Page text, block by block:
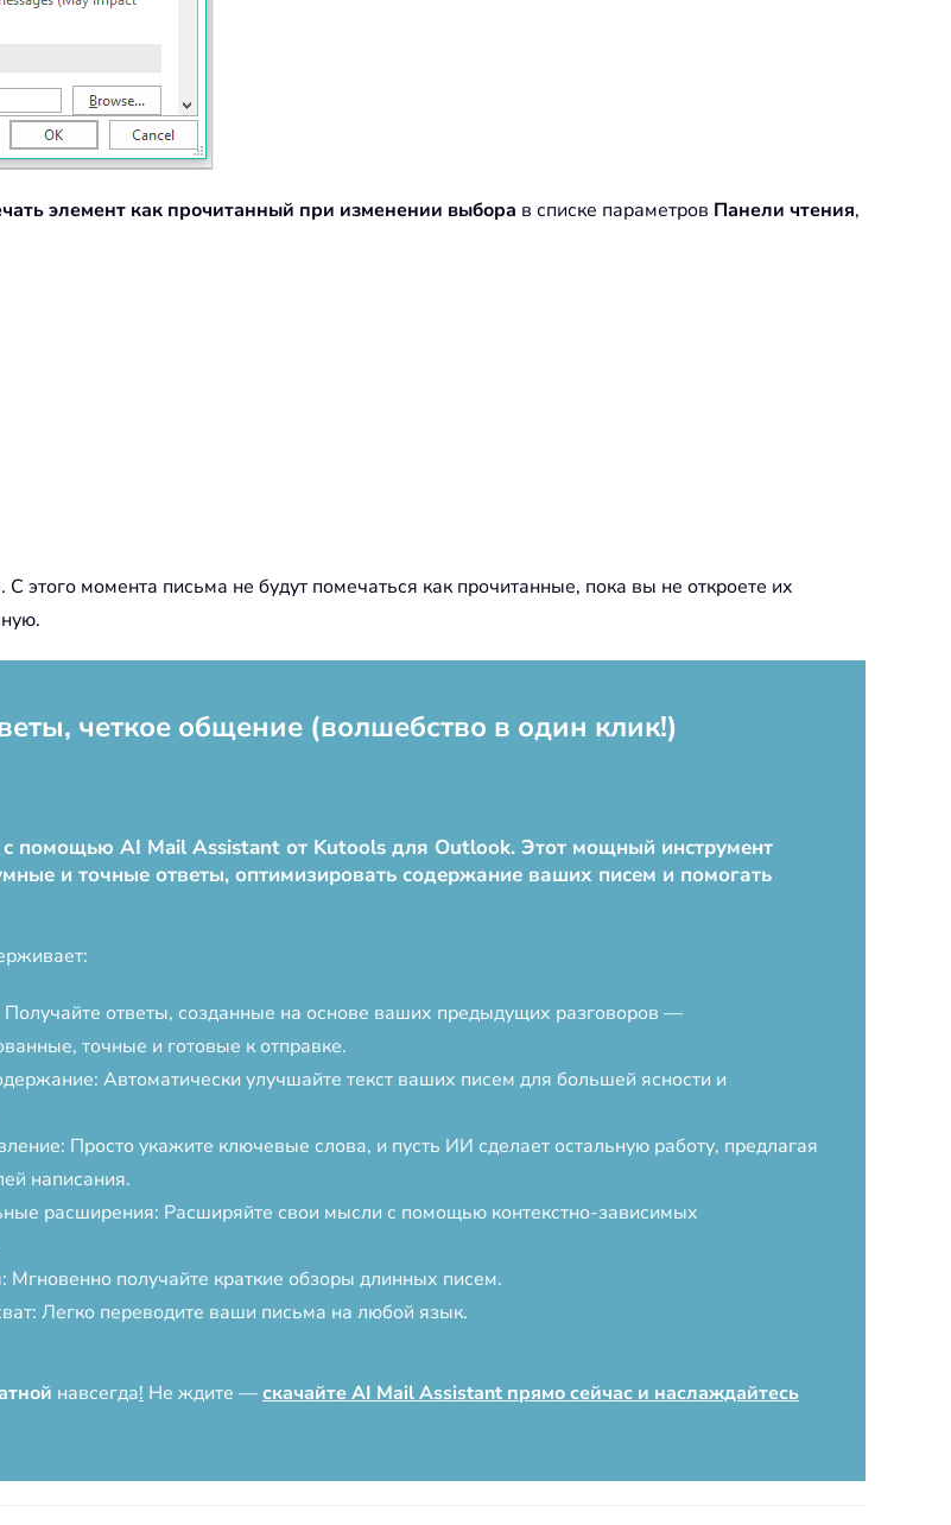
элемент как прочитанный при изменении выбора в списке параметров Панели чтения,
этого момента письма не будут помечаться как прочитанные, пока вы не откроете их
четкое общение (волшебство в один клик!)
помощью AI Mail Assistant от Kutools для Outlook. Этот мощный инструмент
и точные ответы, оптимизировать содержание ваших писем и помогать
ответы, созданные на основе ваших предыдущих разговоров —
точные и готовые к отправке.
Автоматически улучшайте текст ваших писем для большей ясности и
Просто укажите ключевые слова, и пусть ИИ сделает остальную работу, предлагая
написания.
расширения: Расширяйте свои мысли с помощью контекстно-зависимых
Мгновенно получайте краткие обзоры длинных писем.
Легко переводите ваши письма на любой язык.
навсегда! Не ждите —скачайте AI Mail Assistant прямо сейчас и наслаждайтесь